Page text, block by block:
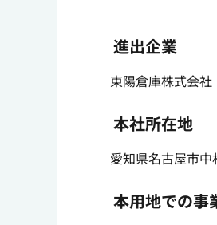
進出企業
東陽倉庫株式会社
本社所在地
愛知県名古屋市中
本用地での事